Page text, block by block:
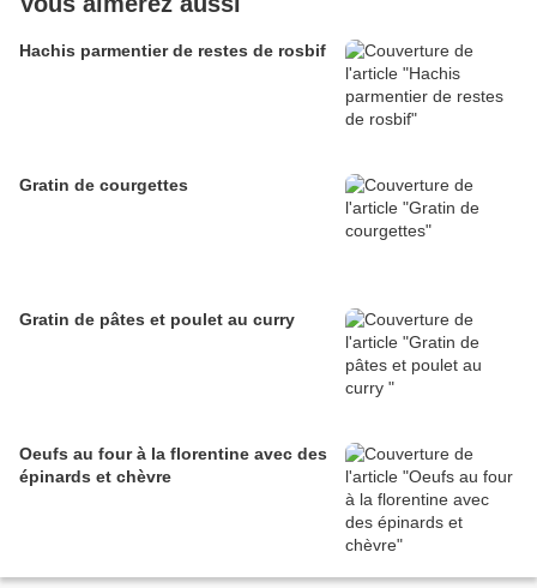
Hachis parmentier de restes de rosbif
Gratin de courgettes
Gratin de pâtes et poulet au curry
Oeufs au four à la florentine avec des
épinards et chèvre